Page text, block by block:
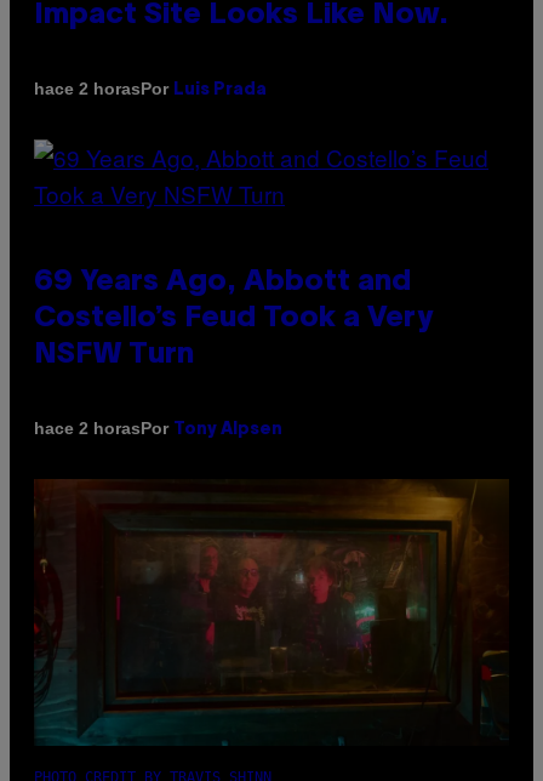
Impact Site Looks Like Now.
hace 2 horasPor Luis Prada
69 Years Ago, Abbott and
Costello’s Feud Took a Very
NSFW Turn
hace 2 horasPor Tony Alpsen
PHOTO CREDIT BY TRAVIS SHINN